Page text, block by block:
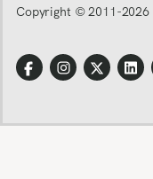
Copyright © 2011-2026